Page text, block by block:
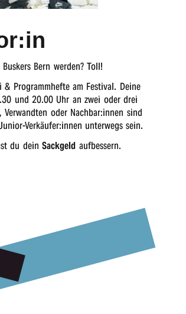
Bern werden? Toll!
Programm­hef­te am Festi­val. Deine
und 20.00 Uhr an zwei oder drei
oder Nachbar:innen sind
Verkäufer:innen unter­wegs sein.
du deinSack­geld aufbessern.